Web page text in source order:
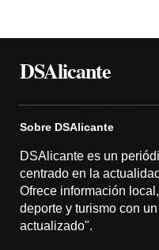
DSAlicante
Sobre DSAlicante
DSAlicante es un
centrado en la
Ofrece información
deporte y turismo con
actualizado".